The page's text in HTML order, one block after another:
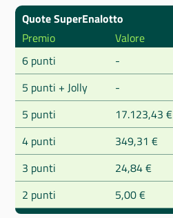
Quote SuperEnalotto
Premio
Valore
6 punti
-
5 punti + Jolly
-
5 punti
17.123,43 €
4 punti
349,31 €
3 punti
24,84 €
2 punti
5,00 €